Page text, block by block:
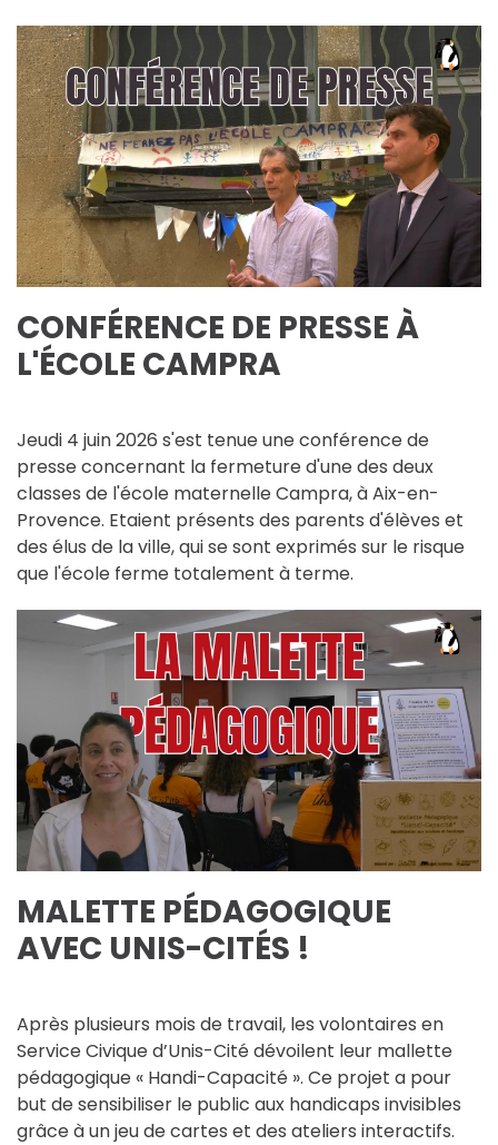
CONFÉRENCE DE PRESSE À
L'ÉCOLE CAMPRA
Jeudi 4 juin 2026 s'est tenue une conférence de
presse concernant la fermeture d'une des deux
classes de l'école maternelle Campra, à Aix-en-
Provence. Etaient présents des parents d'élèves et
des élus de la ville, qui se sont exprimés sur le risque
que l'école ferme totalement à terme.
MALETTE PÉDAGOGIQUE
AVEC UNIS-CITÉS !
Après plusieurs mois de travail, les volontaires en
Service Civique d’Unis-Cité dévoilent leur mallette
pédagogique « Handi-Capacité ». Ce projet a pour
but de sensibiliser le public aux handicaps invisibles
grâce à un jeu de cartes et des ateliers interactifs.